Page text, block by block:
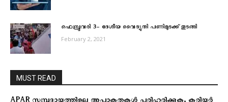
ഫെബ്രുവരി 3- ദേശീയ വൈദ്യുതി പണിമുടക്ക് തുടങ്ങി
February 2, 2021
MUST READ